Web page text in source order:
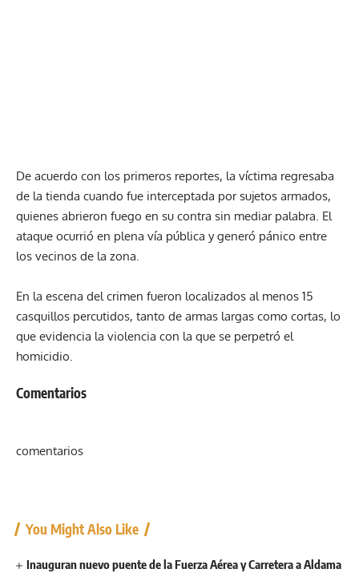
De acuerdo con los primeros reportes, la víctima regresaba
de la tienda cuando fue interceptada por sujetos armados,
quienes abrieron fuego en su contra sin mediar palabra. El
ataque ocurrió en plena vía pública y generó pánico entre
los vecinos de la zona.
En la escena del crimen fueron localizados al menos 15
casquillos percutidos, tanto de armas largas como cortas, lo
que evidencia la violencia con la que se perpetró el
homicidio.
Comentarios
comentarios
You Might Also Like
Inauguran nuevo puente de la Fuerza Aérea y Carretera a Aldama